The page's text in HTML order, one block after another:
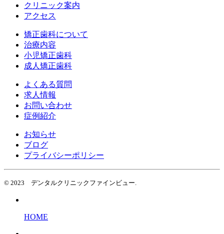
クリニック案内
アクセス
矯正歯科について
治療内容
小児矯正歯科
成人矯正歯科
よくある質問
求人情報
お問い合わせ
症例紹介
お知らせ
ブログ
プライバシーポリシー
© 2023 デンタルクリニックファインビュー.
HOME